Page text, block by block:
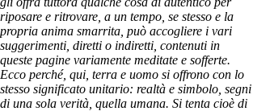
riposare e ritrovare, a un tempo, se stesso e la
propria anima smarrita, può accogliere i vari
suggerimenti, diretti o indiretti, contenuti in
queste pagine variamente meditate e sofferte.
Ecco perché, qui, terra e uomo si offrono con lo
stesso significato unitario: realtà e simbolo, segni
di una sola verità, quella umana. Si tenta cioè di